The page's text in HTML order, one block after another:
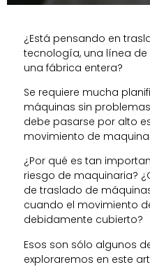
¿Está pensando en
tecnología, una línea
una fábrica entera?
Se requiere mucha
máquinas sin
debe pasarse por alto
movimiento de
¿Por qué es tan
riesgo de maquinaria?
de traslado de
cuando el movimiento
debidamente cubierto?
Esos son sólo algunos
exploraremos en este